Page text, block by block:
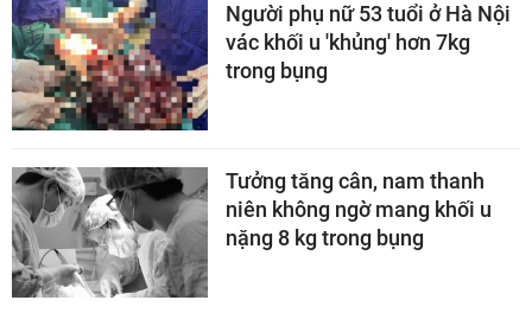
Người phụ nữ 53 tuổi ở Hà Nội
vác khối u 'khủng' hơn 7kg
trong bụng
Tưởng tăng cân, nam thanh
niên không ngờ mang khối u
nặng 8 kg trong bụng